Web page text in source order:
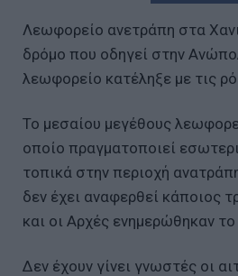
Λεωφορείο ανετράπη στα
δρόμο που οδηγεί στην
λεωφορείο κατέληξε με τις
Το μεσαίου μεγέθους
οποίο πραγματοποιεί
τοπικά στην περιοχή
δεν έχει αναφερθεί κάποιος
και οι Αρχές ενημερώθηκαν
Δεν έχουν γίνει γνωστές οι